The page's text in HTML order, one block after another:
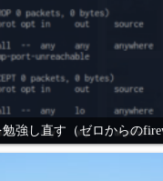
勉強し直す（ゼロからの